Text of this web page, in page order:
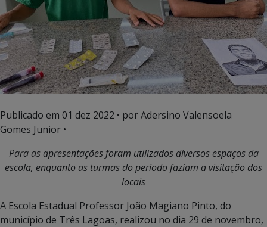
Publicado em 01 dez 2022 • por Adersino Valensoela
Gomes Junior •
Para as apresentações foram utilizados diversos espaços da
escola, enquanto as turmas do período faziam a visitação dos
locais
A Escola Estadual Professor João Magiano Pinto, do
município de Três Lagoas, realizou no dia 29 de novembro,